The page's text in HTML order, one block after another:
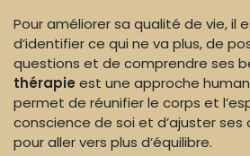
Pour améliorer sa qualité de vie, il
d’identifier ce qui ne va plus, de
questions et de comprendre ses
thérapie est une approche
permet de réunifier le corps et
conscience de soi et d’ajuster
pour aller vers plus d’équilibre.